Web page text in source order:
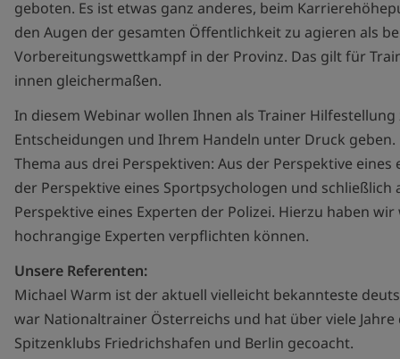
geboten. Es ist etwas ganz anderes, beim
den Augen der gesamten Öffentlichkeit zu agieren als
Vorbereitungswettkampf in der Provinz. Das gilt für
innen gleichermaßen.
In diesem Webinar wollen Ihnen als Trainer
Entscheidungen und Ihrem Handeln unter Druck
Thema aus drei Perspektiven: Aus der Perspektive
der Perspektive eines Sportpsychologen und schließlich
Perspektive eines Experten der Polizei. Hierzu haben
hochrangige Experten verpflichten können.
Unsere Referenten:
Michael Warm ist der aktuell vielleicht bekannteste
war Nationaltrainer Österreichs und hat über viele Jahre
Spitzenklubs Friedrichshafen und Berlin gecoacht.